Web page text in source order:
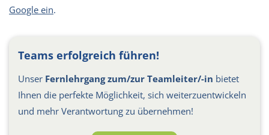
Google ein.
Teams erfolgreich führen!
Unser Fernlehrgang zum/zur Teamleiter/-in bietet
Ihnen die perfekte Möglichkeit, sich weiterzuentwickeln
und mehr Verantwortung zu übernehmen!